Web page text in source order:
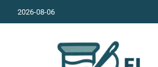
2026-08-06